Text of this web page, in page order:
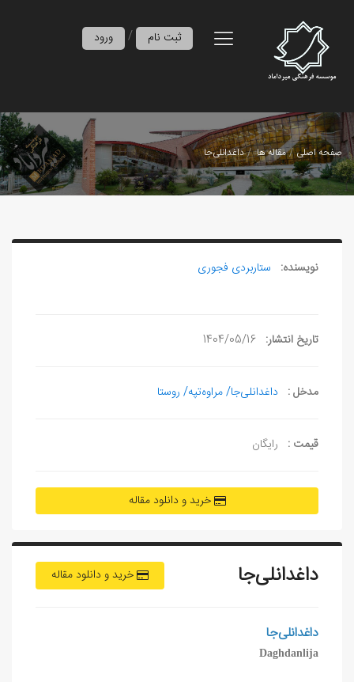
ورود / ثبت نام
صفحه اصلی مقاله ها داغدانلی‌جا
نویسنده: ستاربردی فجوری
تاریخ انتشار: 1404/05/16
مدخل : داغدانلی‌جا/ مراوه‌تپه/ روستا
قیمت : رایگان
خرید و دانلود مقاله
خرید و دانلود مقاله داغدانلی‌جا
داغدانلی‌جا
Daghdanlija